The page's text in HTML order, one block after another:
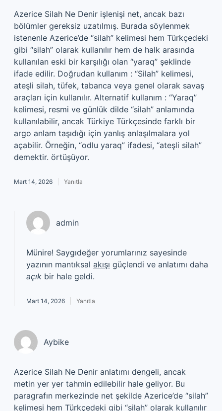
Azerice Silah Ne Denir işlenişi net, ancak bazı
bölümler gereksiz uzatılmış. Burada söylenmek
istenenle Azerice’de “silah” kelimesi hem Türkçedeki
gibi “silah” olarak kullanılır hem de halk arasında
kullanılan eski bir karşılığı olan “yaraq” şeklinde
ifade edilir. Doğrudan kullanım : “Silah” kelimesi,
ateşli silah, tüfek, tabanca veya genel olarak savaş
araçları için kullanılır. Alternatif kullanım : “Yaraq”
kelimesi, resmi ve günlük dilde “silah” anlamında
kullanılabilir, ancak Türkiye Türkçesinde farklı bir
argo anlam taşıdığı için yanlış anlaşılmalara yol
açabilir. Örneğin, “odlu yaraq” ifadesi, “ateşli silah”
demektir. örtüşüyor.
Mart 14, 2026 Yanıtla
admin
Münire! Saygıdeğer yorumlarınız sayesinde
yazının mantıksal akışı güçlendi ve anlatımı daha
açık bir hale geldi.
Mart 14, 2026 Yanıtla
Aybike
Azerice Silah Ne Denir anlatımı dengeli, ancak
metin yer yer tahmin edilebilir hale geliyor. Bu
paragrafın merkezinde net şekilde Azerice’de “silah”
kelimesi hem Türkçedeki gibi “silah” olarak kullanılır